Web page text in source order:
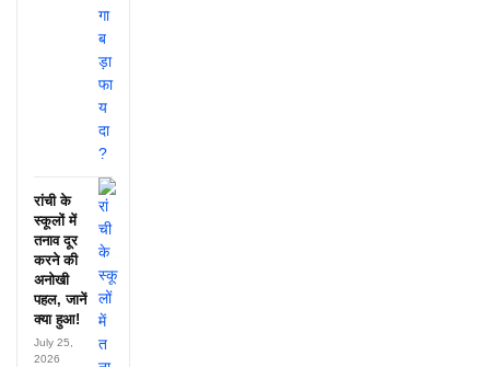
रांची के
स्कूलों में
तनाव दूर
करने की
अनोखी
पहल, जानें
क्या हुआ!
July 25,
2026